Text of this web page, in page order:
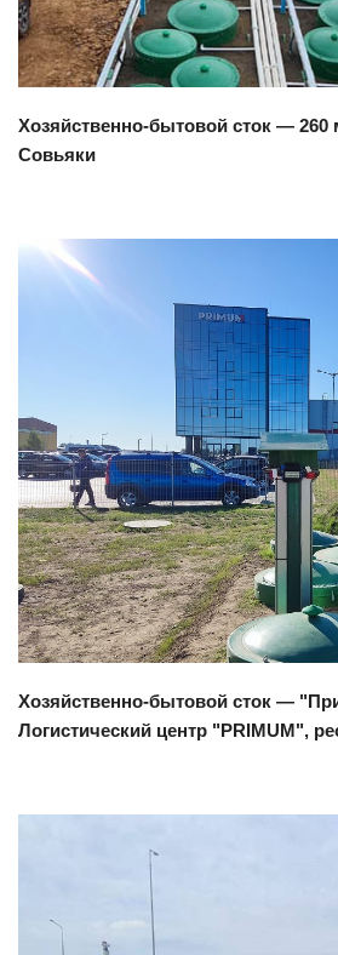
Хозяйственно-бытовой сток — 260
Совьяки
Смотреть проект
Хозяйственно-бытовой сток —
Логистический центр "PRIMUM",